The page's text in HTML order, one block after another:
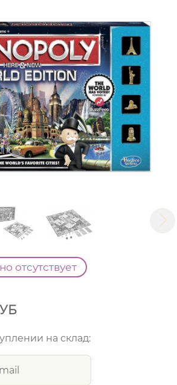
отсутствует
на склад: